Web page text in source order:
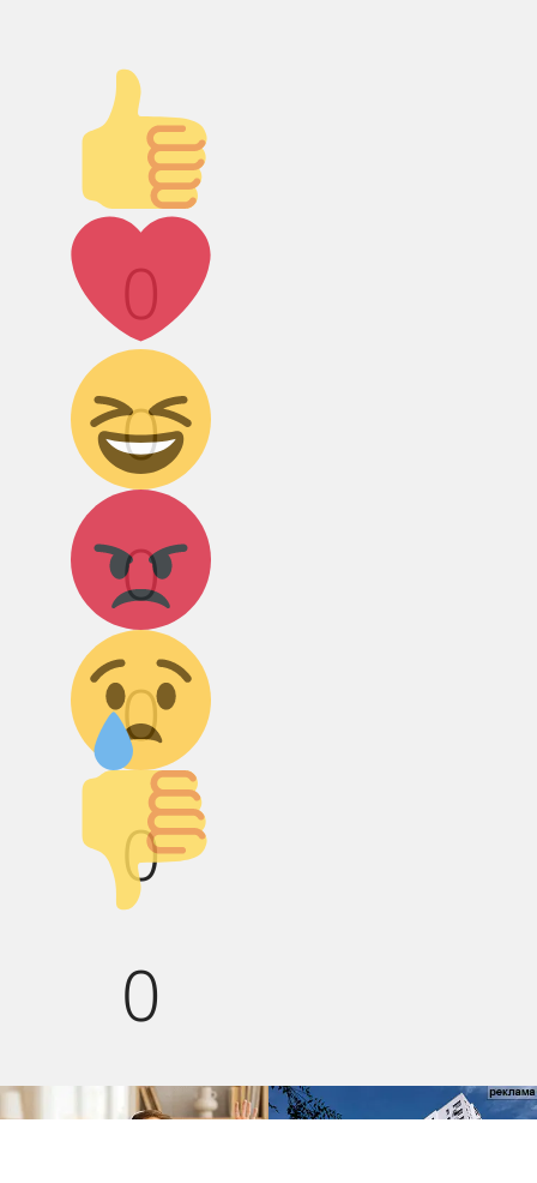
Палец вверх!
0
Лайк!
0
Дикий смех!
0
Агрессия!
0
Грусть :(
0
Палец вниз!
0